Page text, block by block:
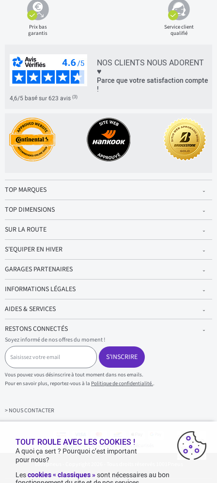
Prix bas
garantis
Service client
qualifié
NOS CLIENTS NOUS ADORENT
♥
Parce que votre satisfaction compte
!
4,6/5 basé sur 623 avis (3)
TOP MARQUES
TOP DIMENSIONS
SUR LA ROUTE
S'EQUIPER EN HIVER
GARAGES PARTENAIRES
INFORMATIONS LÉGALES
AIDES & SERVICES
RESTONS CONNECTÉS
Soyez informé de nos offres du moment !
S
a
i
s
i
s
z
v
S'INSCRIRE
Vous pouvez vous désinscrire à tout moment dans nos emails.
Pour en savoir plus, reportez-vous à la Politique de confidentialité..
> NOUS CONTACTER
Achats & paiements 100% sécurisés
1001pneus - Copyright 2026 - Tous droits réservés 1001Pneus
TOUT ROULE AVEC LES COOKIES !
A quoi ça sert ? Pourquoi c’est important
pour nous?
Lescookies « classiques »sont nécessaires au bon